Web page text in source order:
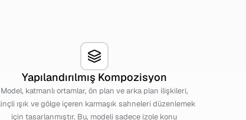
Yapılandırılmış Kompozisyon
Model, katmanlı ortamlar, ön plan ve arka plan ilişkileri,
ışık ve gölge içeren karmaşık sahneleri düzenlemek
için tasarlanmıştır. Bu, modeli sadece izole konu